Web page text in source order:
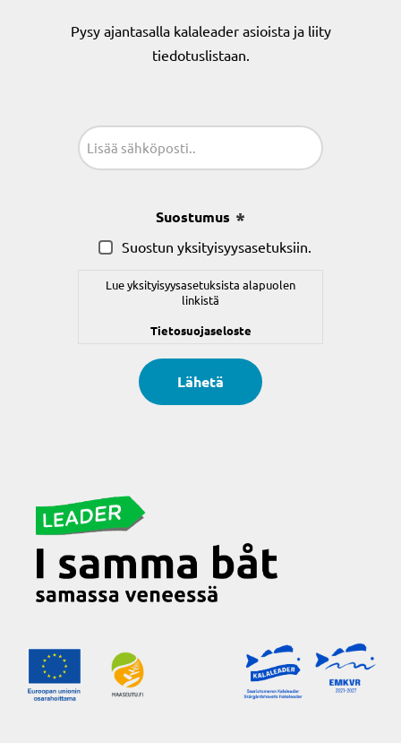
Pysy ajantasalla kalaleader asioista ja liity
tiedotuslistaan.
Sähköposti
Suostumus
Suostun yksityisyysasetuksiin.
Lue yksityisyysasetuksista alapuolen
linkistä
Tietosuojaseloste